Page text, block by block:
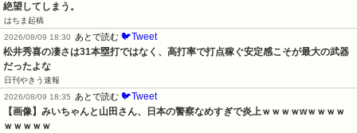
絶望してしまう。
はちま起稿
2026/08/09 18:30
あとで読む 🐦Tweet
松井秀喜の凄さは31本塁打ではなく、高打率で打点稼ぐ安定感こそが最大の武器
だったよな
日刊やきう速報
2026/08/09 18:35
あとで読む 🐦Tweet
【画像】みいちゃんと山田さん、日本の警察なめすぎで炎上ｗｗｗｗwｗｗｗｗ
ｗｗｗｗｗ